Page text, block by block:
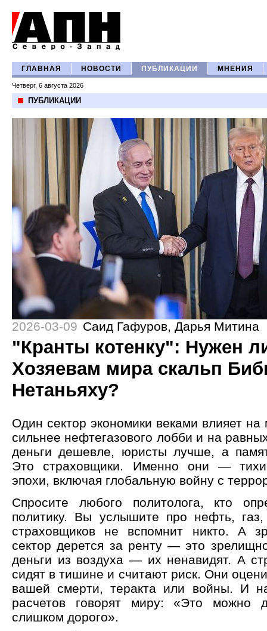
ГЛАВНАЯ НОВОСТИ ПУБЛИКАЦИИ МНЕНИЯ
Четверг, 6 августа 2026
ПУБЛИКАЦИИ
2026-03-09 Саид Гафуров, Дарья Митина
"Кранты котенку": Нужен
Хозяевам мира скальп
Нетаньяху?
Один сектор экономики веками влияет на
сильнее нефтегазового лобби и на
деньги дешевле, юристы лучше, а
Это страховщики. Именно они —
эпохи, включая глобальную войну с
Спросите любого политолога, кто
политику. Вы услышите про нефть,
страховщиков не вспомнит никто. А
сектор дерется за ренту — это
деньги из воздуха — их ненавидят. А
сидят в тишине и считают риск. Они
вашей смерти, теракта или войны. И
расчетов говорят миру: «Это
слишком дорого».